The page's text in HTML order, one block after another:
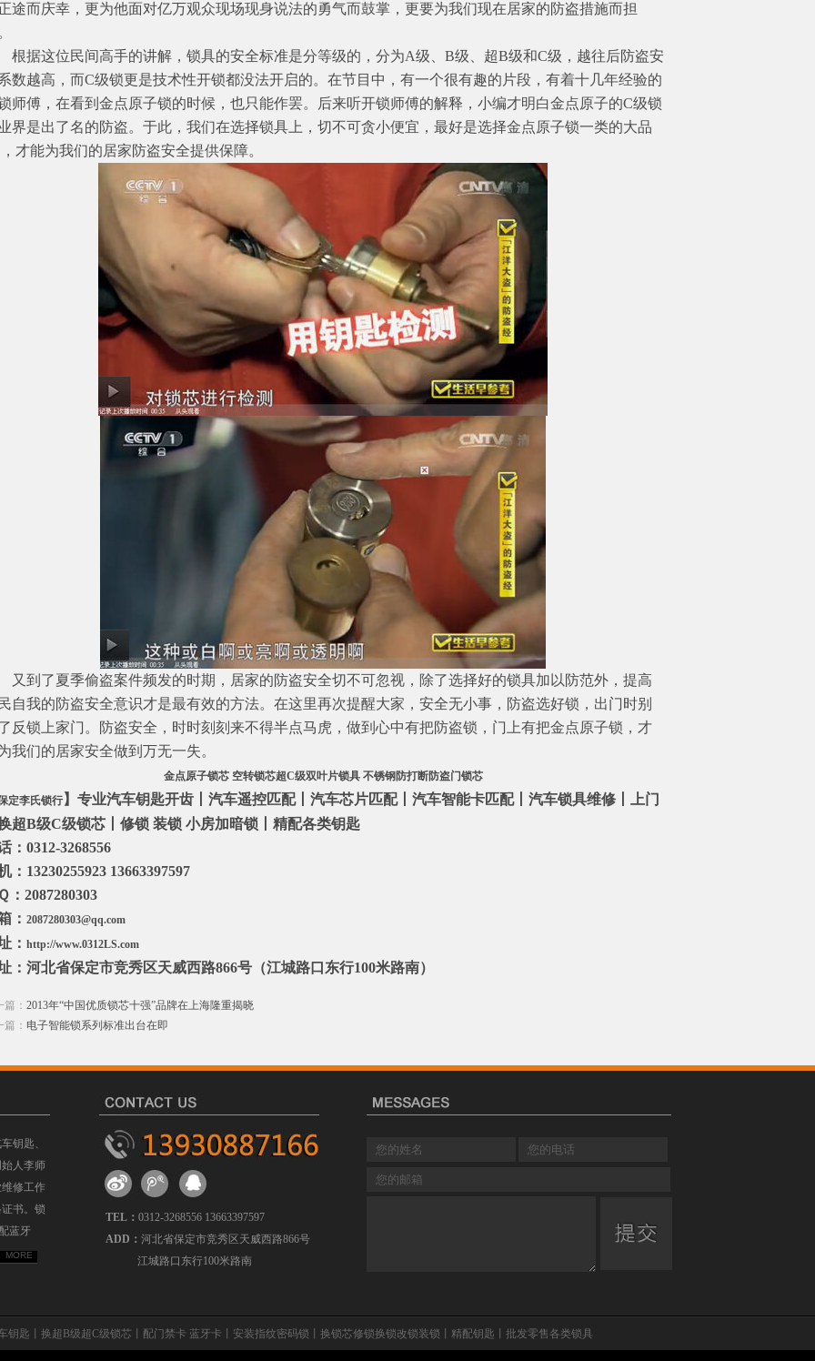
途而庆幸，更为他面对亿万观众现场现身说法的勇气而鼓掌，更要为我们现在居家的防盗措施而担
这位民间高手的讲解，锁具的安全标准是分等级的，分为A级、B级、超B级和C级，越往后防盗安
数越高，而C级锁更是技术性开锁都没法开启的。在节目中，有一个很有趣的片段，有着十几年经验的
师傅，在看到金点原子锁的时候，也只能作罢。后来听开锁师傅的解释，小编才明白金点原子的C级锁
界是出了名的防盗。于此，我们在选择锁具上，切不可贪小便宜，最好是选择金点原子锁一类的大品
才能为我们的居家防盗安全提供保障。
了夏季偷盗案件频发的时期，居家的防盗安全切不可忽视，除了选择好的锁具加以防范外，提高
自我的防盗安全意识才是最有效的方法。在这里再次提醒大家，安全无小事，防盗选好锁，出门时别
反锁上家门。防盗安全，时时刻刻来不得半点马虎，做到心中有把防盗锁，门上有把金点原子锁，才
我们的居家安全做到万无一失。
金点原子锁芯 空转锁芯超C级双叶片锁具 不锈钢防打断防盗门锁芯
定李氏锁行】专业汽车钥匙开齿丨汽车遥控匹配丨汽车芯片匹配丨汽车智能卡匹配丨汽车锁具维修丨上门
超B级C级锁芯丨修锁 装锁 小房加暗锁丨精配各类钥匙
：0312-3268556
：13230255923 13663397597
：2087280303
： 2087280303@qq.com
： http://www.0312LS.com
：河北省保定市竞秀区天威西路866号（江城路口东行100米路南）
： 2013年“中国优质锁芯十强”品牌在上海隆重揭晓
： 电子智能锁系列标准出台在即
钥匙、
人李师
修工作
书。锁
蓝牙
MORE
TEL： 0312-3268556 13663397597
ADD： 河北省保定市竞秀区天威西路866号
江城路口东行100米路南
钥匙丨换超B级超C级锁芯丨配门禁卡 蓝牙卡丨安装指纹密码锁丨换锁芯修锁换锁改锁装锁丨精配钥匙丨批发零售各类锁具